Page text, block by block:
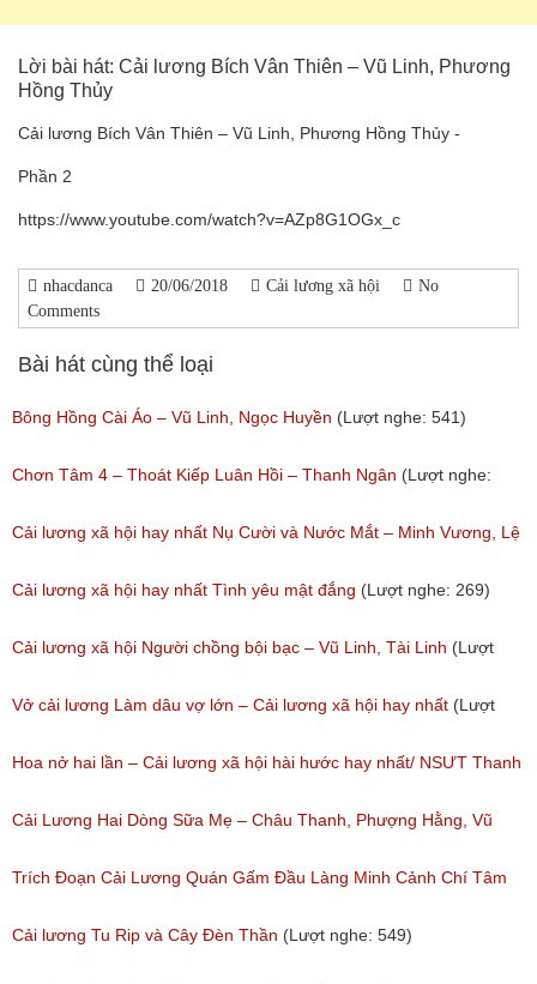
Lời bài hát: Cải lương Bích Vân Thiên – Vũ Linh, Phương
Hồng Thủy
Cải lương Bích Vân Thiên – Vũ Linh, Phương Hồng Thủy -
Phần 2
https://www.youtube.com/watch?v=AZp8G1OGx_c
nhacdanca 20/06/2018 Cải lương xã hội
No
Comments
Bài hát cùng thể loại
Bông Hồng Cài Áo – Vũ Linh, Ngọc Huyền (Lượt nghe: 541)
Chơn Tâm 4 – Thoát Kiếp Luân Hồi – Thanh Ngân (Lượt nghe:
267)
Cải lương xã hội hay nhất Nụ Cười và Nước Mắt – Minh Vương, Lệ
Thủy
(Lượt nghe: 776)
Cải lương xã hội hay nhất Tình yêu mật đắng (Lượt nghe: 269)
Cải lương xã hội Người chồng bội bạc – Vũ Linh, Tài Linh (Lượt
nghe: 473)
Vở cải lương Làm dâu vợ lớn – Cải lương xã hội hay nhất (Lượt
nghe: 383)
Hoa nở hai lần – Cải lương xã hội hài hước hay nhất/ NSƯT Thanh
Ngân, NSƯT Vũ Linh
(Lượt nghe: 191)
Cải Lương Hai Dòng Sữa Mẹ – Châu Thanh, Phượng Hằng, Vũ
Minh Vương, Linh Vương, Phương Hồng Thủy
(Lượt nghe: 609)
Trích Đoạn Cải Lương Quán Gấm Đầu Làng Minh Cảnh Chí Tâm
(Lượt nghe: 285)
Cải lương Tu Rip và Cây Đèn Thần (Lượt nghe: 549)